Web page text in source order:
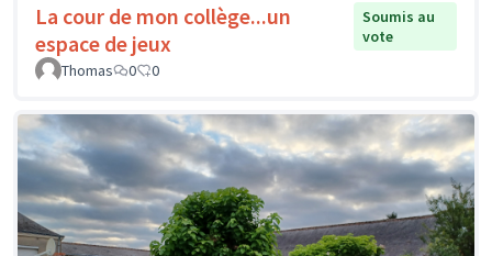
La cour de mon collège...un
espace de jeux
Soumis au
vote
Thomas
0 0